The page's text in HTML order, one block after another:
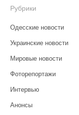
Рубрики
Одесские новости
Украинские новости
Мировые новости
Фоторепортажи
Интервью
Анонсы